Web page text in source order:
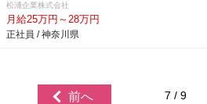
松浦企業株式会社
月給25万円～28万円
正社員 / 神奈川県
前へ 7 / 9